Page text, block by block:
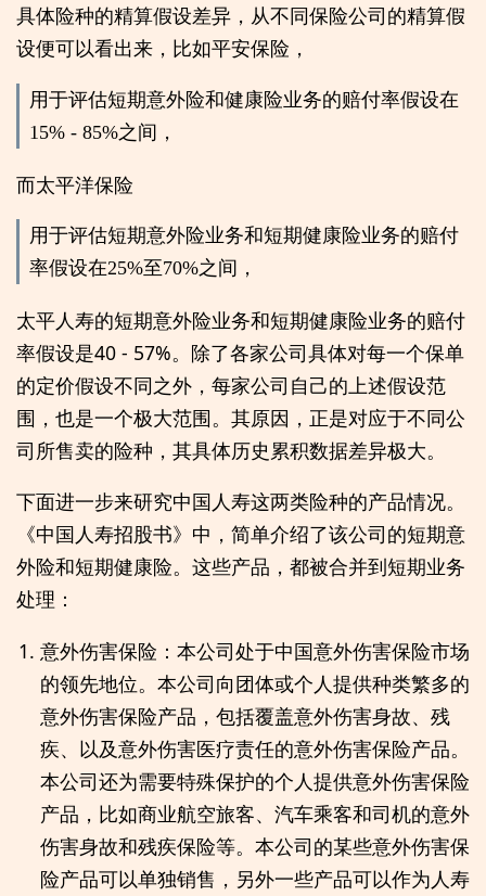
具体险种的精算假设差异，从不同保险公司的精算假
设便可以看出来，比如平安保险，
用于评估短期意外险和健康险业务的赔付率假设在
15% - 85%之间，
而太平洋保险
用于评估短期意外险业务和短期健康险业务的赔付
率假设在25%至70%之间，
太平人寿的短期意外险业务和短期健康险业务的赔付
率假设是40 - 57%。除了各家公司具体对每一个保单
的定价假设不同之外，每家公司自己的上述假设范
围，也是一个极大范围。其原因，正是对应于不同公
司所售卖的险种，其具体历史累积数据差异极大。
下面进一步来研究中国人寿这两类险种的产品情况。
《中国人寿招股书》中，简单介绍了该公司的短期意
外险和短期健康险。这些产品，都被合并到短期业务
处理：
意外伤害保险：本公司处于中国意外伤害保险市场
的领先地位。本公司向团体或个人提供种类繁多的
意外伤害保险产品，包括覆盖意外伤害身故、残
疾、以及意外伤害医疗责任的意外伤害保险产品。
本公司还为需要特殊保护的个人提供意外伤害保险
产品，比如商业航空旅客、汽车乘客和司机的意外
伤害身故和残疾保险等。本公司的某些意外伤害保
险产品可以单独销售，另外一些产品可以作为人寿